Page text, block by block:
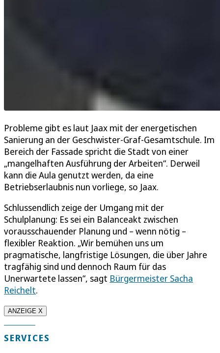
Probleme gibt es laut Jaax mit der energetischen
Sanierung an der Geschwister-Graf-Gesamtschule. Im
Bereich der Fassade spricht die Stadt von einer
„mangelhaften Ausführung der Arbeiten“. Derweil
kann die Aula genutzt werden, da eine
Betriebserlaubnis nun vorliege, so Jaax.
Schlussendlich zeige der Umgang mit der
Schulplanung: Es sei ein Balanceakt zwischen
vorausschauender Planung und – wenn nötig –
flexibler Reaktion. „Wir bemühen uns um
pragmatische, langfristige Lösungen, die über Jahre
tragfähig sind und dennoch Raum für das
Unerwartete lassen“, sagt Bürgermeister Sacha
Reichelt.
ANZEIGE X
SERVICES